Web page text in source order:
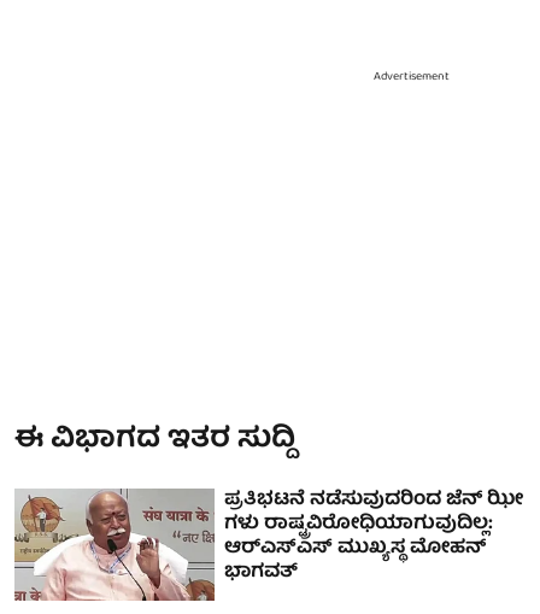
Advertisement
ಈ ವಿಭಾಗದ ಇತರ ಸುದ್ದಿ
ಪ್ರತಿಭಟನೆ ನಡೆಸುವುದರಿಂದ ಜೆನ್ ಝೀ
ಗಳು ರಾಷ್ಟ್ರವಿರೋಧಿಯಾಗುವುದಿಲ್ಲ:
ಆರ್‌ಎಸ್‌ಎಸ್ ಮುಖ್ಯಸ್ಥ ಮೋಹನ್
ಭಾಗವತ್